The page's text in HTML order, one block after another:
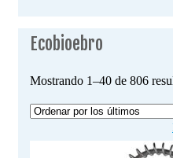
Ecobioebro
Mostrando 1–40 de 806